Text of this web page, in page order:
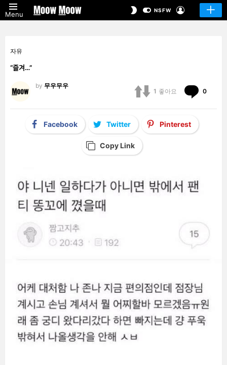
Menu
SWITCHNSFW
자유
“즐겨…”
by 무우무우
1 좋아요 0
Facebook Twitter Pinterest
Copy Link